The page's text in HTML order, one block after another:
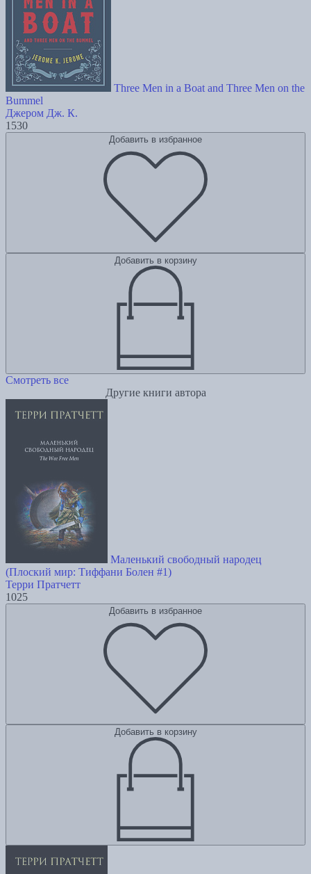
Three Men in a Boat and Three Men on the
Bummel
Джером Дж. К.
1530
Добавить в избранное
Добавить в корзину
Смотреть все
Другие книги автора
Маленький свободный народец
(Плоский мир: Тиффани Болен #1)
Терри Пратчетт
1025
Добавить в избранное
Добавить в корзину